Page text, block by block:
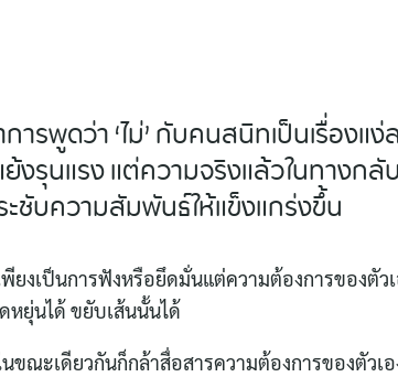
ารพูดว่า ‘ไม่’ กับคนสนิทเป็นเรื่อง
งรุนแรง แต่ความจริงแล้วในทางก
ชับความสัมพันธ์ให้แข็งแกร่งขึ้น
ยงเป็นการฟังหรือยึดมั่นแต่ความต้องการของตัว
หยุ่นได้ ขยับเส้นนั้นได้
ขณะเดียวกันก็กล้าสื่อสารความต้องการของตัวเ